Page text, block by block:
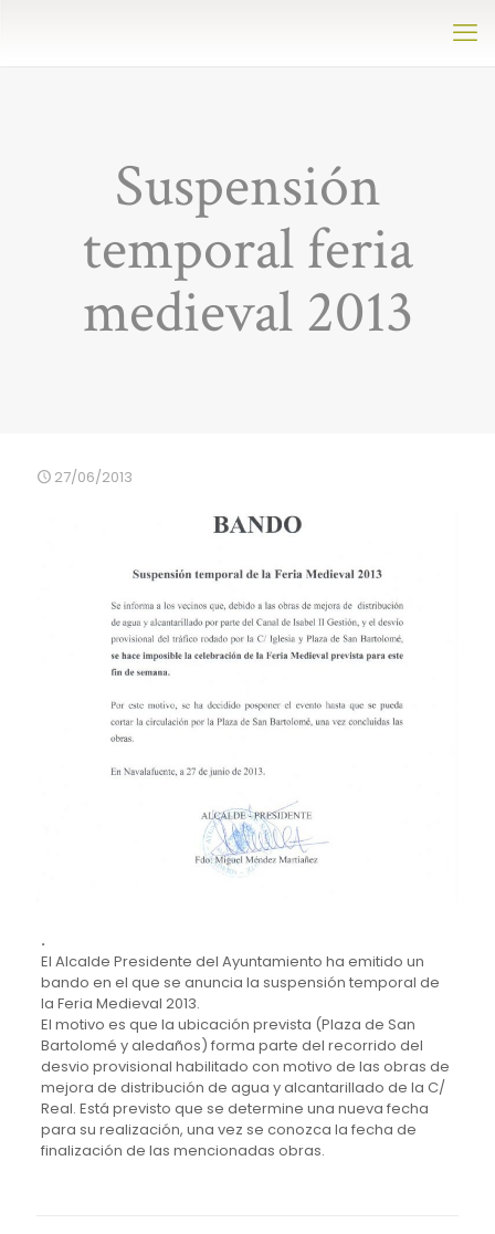
Suspensión
temporal feria
medieval 2013
27/06/2013
.
El Alcalde Presidente del Ayuntamiento ha emitido un
bando en el que se anuncia la suspensión temporal de
la Feria Medieval 2013.
El motivo es que la ubicación prevista (Plaza de San
Bartolomé y aledaños) forma parte del recorrido del
desvio provisional habilitado con motivo de las obras de
mejora de distribución de agua y alcantarillado de la C/
Real. Está previsto que se determine una nueva fecha
para su realización, una vez se conozca la fecha de
finalización de las mencionadas obras.